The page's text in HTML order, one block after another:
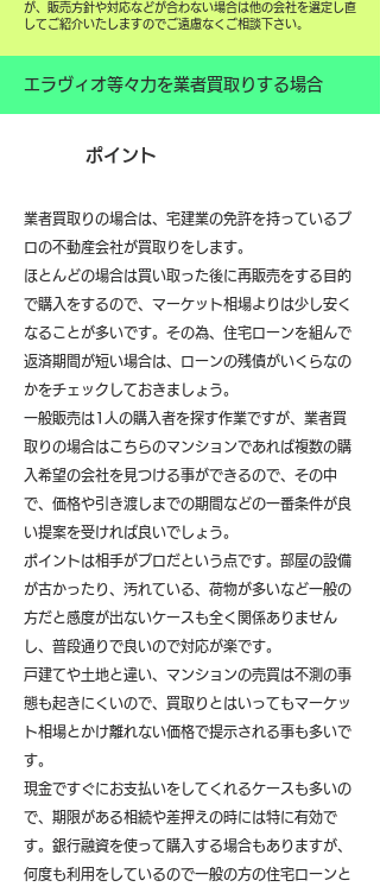
が、販売方針や対応などが合わない場合は他の会社を選定し直
してご紹介いたしますのでご遠慮なくご相談下さい。
エラヴィオ等々力を業者買取りする場合
ポイント
業者買取りの場合は、宅建業の免許を持っているプ
ロの不動産会社が買取りをします。
ほとんどの場合は買い取った後に再販売をする目的
で購入をするので、マーケット相場よりは少し安く
なることが多いです。その為、住宅ローンを組んで
返済期間が短い場合は、ローンの残債がいくらなの
かをチェックしておきましょう。
一般販売は1人の購入者を探す作業ですが、業者買
取りの場合はこちらのマンションであれば複数の購
入希望の会社を見つける事ができるので、その中
で、価格や引き渡しまでの期間などの一番条件が良
い提案を受ければ良いでしょう。
ポイントは相手がプロだという点です。部屋の設備
が古かったり、汚れている、荷物が多いなど一般の
方だと感度が出ないケースも全く関係ありません
し、普段通りで良いので対応が楽です。
戸建てや土地と違い、マンションの売買は不測の事
態も起きにくいので、買取りとはいってもマーケッ
ト相場とかけ離れない価格で提示される事も多いで
す。
現金ですぐにお支払いをしてくれるケースも多いの
で、期限がある相続や差押えの時には特に有効で
す。銀行融資を使って購入する場合もありますが、
何度も利用をしているので一般の方の住宅ローンと